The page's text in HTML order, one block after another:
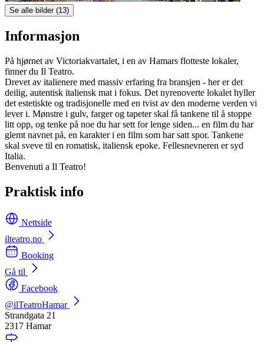
Se alle bilder (13)
Informasjon
På hjørnet av Victoriakvartalet, i en av Hamars flotteste lokaler,
finner du Il Teatro.
Drevet av italienere med massiv erfaring fra bransjen - her er det
deilig, autentisk italiensk mat i fokus. Det nyrenoverte lokalet hyller
det estetiskte og tradisjonelle med en tvist av den moderne verden vi
lever i. Mønstre i gulv, farger og tapeter skal få tankene til å stoppe
litt opp, og tenke på noe du har sett for lenge siden... en film du har
glemt navnet på, en karakter i en film som har satt spor. Tankene
skal sveve til en romatisk, italiensk epoke. Fellesnevneren er syd
Italia.
Benvenuti a Il Teatro!
Praktisk info
Nettside
ilteatro.no
Booking
Gå til
Facebook
@ilTeatroHamar
Strandgata 21
2317 Hamar